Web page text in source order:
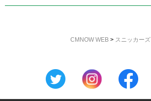
CMNOW WEB> スニッカーズ